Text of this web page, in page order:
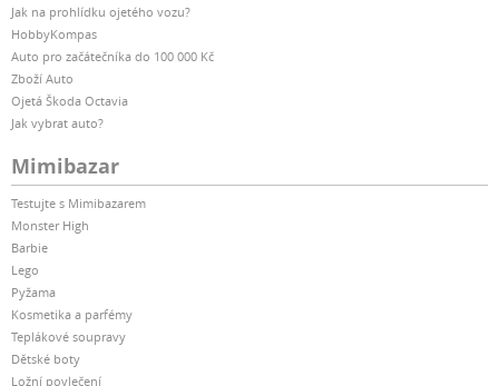
Jak na prohlídku ojetého vozu?
HobbyKompas
Auto pro začátečníka do 100 000 Kč
Zboží Auto
Ojetá Škoda Octavia
Jak vybrat auto?
Mimibazar
Testujte s Mimibazarem
Monster High
Barbie
Lego
Pyžama
Kosmetika a parfémy
Teplákové soupravy
Dětské boty
Ložní povlečení